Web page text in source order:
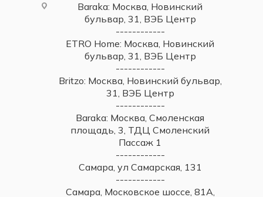
Baraka: Москва, Новинский
бульвар, 31, ВЭБ Центр
------------
ETRO Home: Москва, Новинский
бульвар, 31, ВЭБ Центр
------------
Britzo: Москва, Новинский бульвар,
31, ВЭБ Центр
------------
Baraka: Москва, Смоленская
площадь, 3, ТДЦ Смоленский
Пассаж 1
------------
Самара, ул Самарская, 131
------------
Самара, Московское шоссе, 81А,